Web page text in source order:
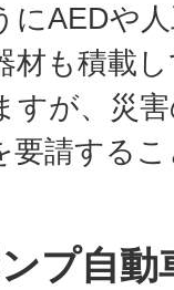
にAEDや
材も積載
すが、災
要請する
プ自動